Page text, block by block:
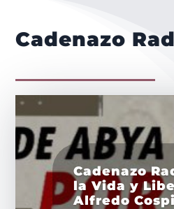
Cadenazo
Cadenazo
la Vida y
Alfredo